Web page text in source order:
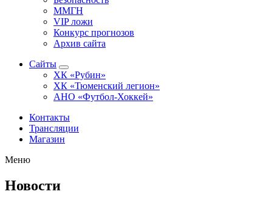
ММГН
VIP ложи
Конкурс прогнозов
Архив сайта
Сайты
ХК «Рубин»
ХК «Тюменский легион»
АНО «Футбол-Хоккей»
Контакты
Трансляции
Магазин
Меню
Новости